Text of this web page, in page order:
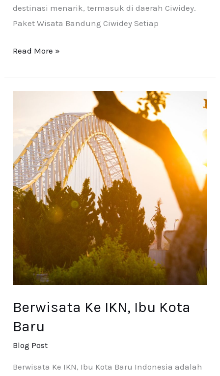
destinasi menarik, termasuk di daerah Ciwidey.
Paket Wisata Bandung Ciwidey Setiap
Read More »
Berwisata Ke IKN, Ibu Kota
Baru
Blog Post
Berwisata Ke IKN, Ibu Kota Baru Indonesia adalah
Ibu
Kota
Baru